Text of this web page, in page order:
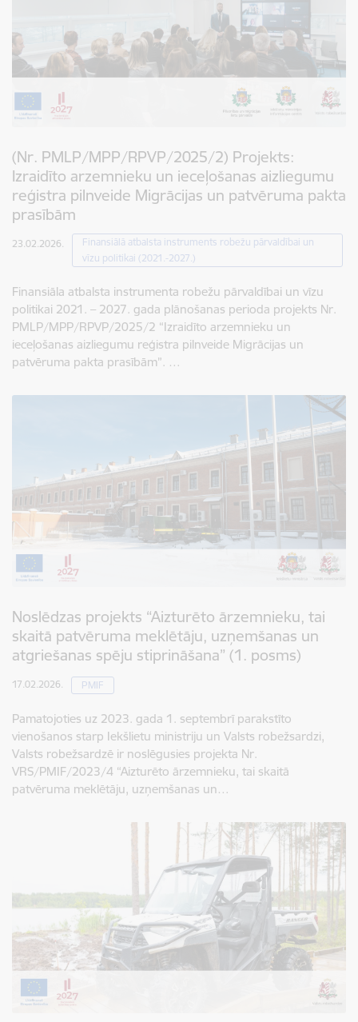
(Nr. PMLP/MPP/RPVP/2025/2) Projekts:
Izraidīto arzemnieku un ieceļošanas aizliegumu
reģistra pilnveide Migrācijas un patvēruma pakta
prasībām
23.02.2026.
Finansiālā atbalsta instruments robežu pārvaldībai un
vīzu politikai (2021.-2027.)
Finansiāla atbalsta instrumenta robežu pārvaldībai un vīzu
politikai 2021. – 2027. gada plānošanas perioda projekts Nr.
PMLP/MPP/RPVP/2025/2 “Izraidīto arzemnieku un
ieceļošanas aizliegumu reģistra pilnveide Migrācijas un
patvēruma pakta prasībām”. …
Noslēdzas projekts “Aizturēto ārzemnieku, tai
skaitā patvēruma meklētāju, uzņemšanas un
atgriešanas spēju stiprināšana” (1. posms)
17.02.2026. PMIF
Pamatojoties uz 2023. gada 1. septembrī parakstīto
vienošanos starp Iekšlietu ministriju un Valsts robežsardzi,
Valsts robežsardzē ir noslēgusies projekta Nr.
VRS/PMIF/2023/4 “Aizturēto ārzemnieku, tai skaitā
patvēruma meklētāju, uzņemšanas un…